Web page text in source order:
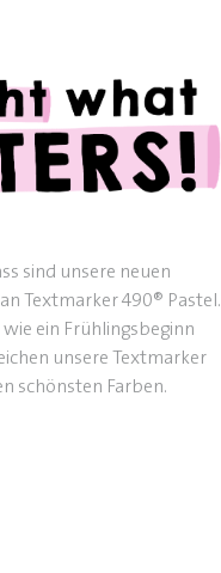
sind unsere neuen
Textmarker 490® Pastel.
ein Frühlingsbeginn
unsere Textmarker
schönsten Farben.